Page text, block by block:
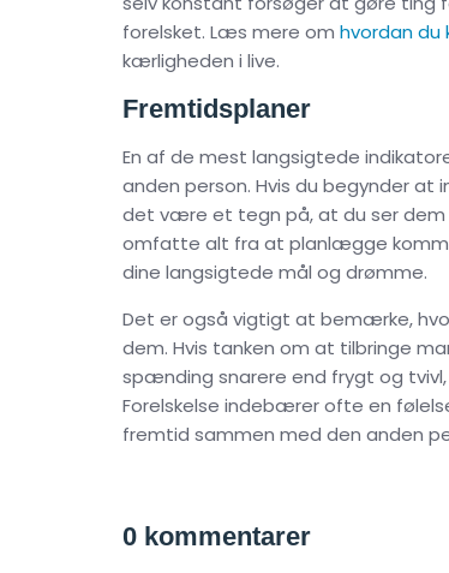
forelsket. Læs mere om hvordan du
kærligheden i live.
Fremtidsplaner
En af de mest langsigtede
anden person. Hvis du begynder at
det være et tegn på, at du ser dem
omfatte alt fra at planlægge
dine langsigtede mål og drømme.
Det er også vigtigt at bemærke,
dem. Hvis tanken om at tilbringe
spænding snarere end frygt og
Forelskelse indebærer ofte en
fremtid sammen med den anden
0 kommentarer